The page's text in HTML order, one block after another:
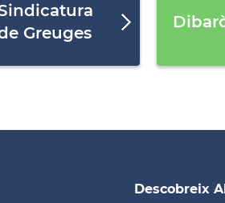
Greuges
Descobreix